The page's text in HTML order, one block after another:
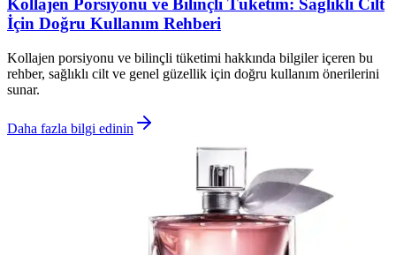
Kollajen Porsiyonu ve Bilinçli Tüketim: Sağlıklı Cilt
İçin Doğru Kullanım Rehberi
Kollajen porsiyonu ve bilinçli tüketimi hakkında bilgiler içeren bu
rehber, sağlıklı cilt ve genel güzellik için doğru kullanım önerilerini
sunar.
Daha fazla bilgi edinin